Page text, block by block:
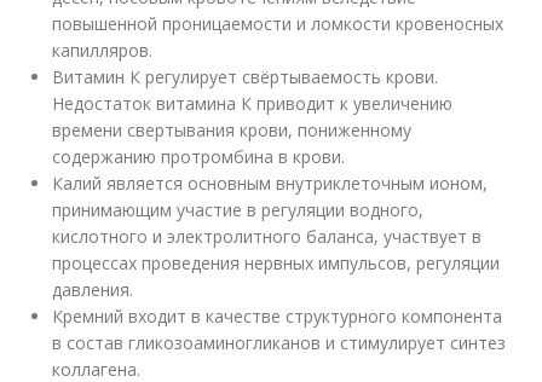
повышенной проницаемости и ломкости кровеносных
капилляров.
Витамин К регулирует свёртываемость крови.
Недостаток витамина К приводит к увеличению
времени свертывания крови, пониженному
содержанию протромбина в крови.
Калий является основным внутриклеточным ионом,
принимающим участие в регуляции водного,
кислотного и электролитного баланса, участвует в
процессах проведения нервных импульсов, регуляции
давления.
Кремний входит в качестве структурного компонента
в состав гликозоаминогликанов и стимулирует синтез
коллагена.